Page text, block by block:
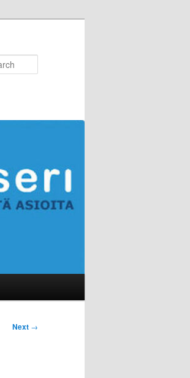
Next →